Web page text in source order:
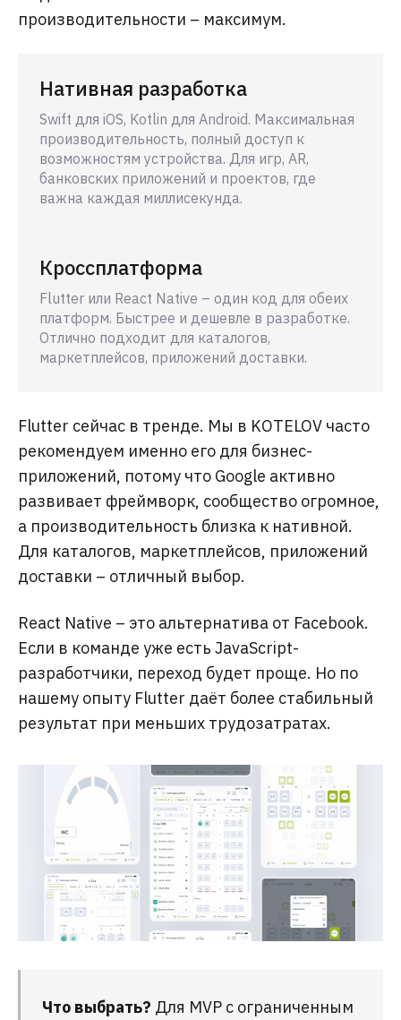
производительности – максимум.
Нативная разработка
Swift для iOS, Kotlin для Android. Максимальная
производительность, полный доступ к
возможностям устройства. Для игр, AR,
банковских приложений и проектов, где
важна каждая миллисекунда.
Кроссплатформа
Flutter или React Native – один код для обеих
платформ. Быстрее и дешевле в разработке.
Отлично подходит для каталогов,
маркетплейсов, приложений доставки.
Flutter сейчас в тренде. Мы в KOTELOV часто
рекомендуем именно его для бизнес-
приложений, потому что Google активно
развивает фреймворк, сообщество огромное,
а производительность близка к нативной.
Для каталогов, маркетплейсов, приложений
доставки – отличный выбор.
React Native – это альтернатива от Facebook.
Если в команде уже есть JavaScript-
разработчики, переход будет проще. Но по
нашему опыту Flutter даёт более стабильный
результат при меньших трудозатратах.
Что выбрать? Для MVP с ограниченным